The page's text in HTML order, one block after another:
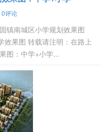
0评论
镇南城区小学规划效果图
效果图 转载请注明：在路上
图：中学+小学...